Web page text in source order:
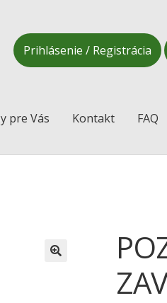
Prihlásenie / Registrácia
pre Vás Kontakt FAQ